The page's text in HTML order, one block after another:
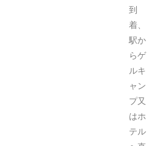
到
着、
駅か
らゲ
ルキ
ャン
プ又
はホ
テル